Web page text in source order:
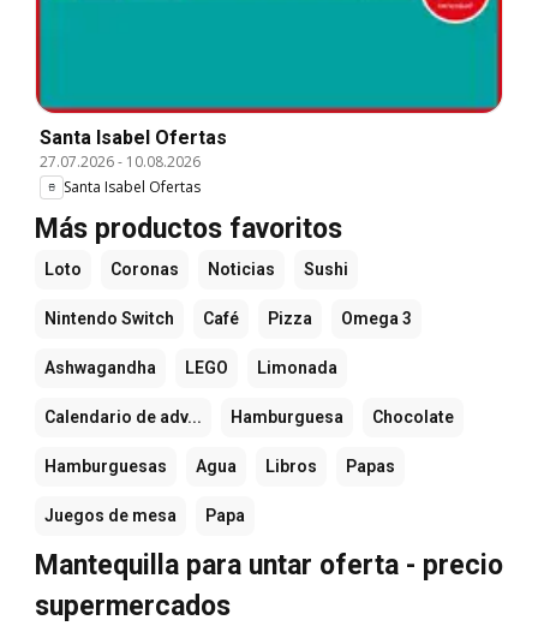
Santa Isabel Ofertas
27.07.2026- 10.08.2026
Santa Isabel Ofertas
Más productos favoritos
Loto Coronas Noticias Sushi
Nintendo Switch Café Pizza Omega 3
Ashwagandha LEGO Limonada
Calendario de adv... Hamburguesa Chocolate
Hamburguesas Agua Libros Papas
Juegos de mesa Papa
Mantequilla para untar oferta - precio
supermercados